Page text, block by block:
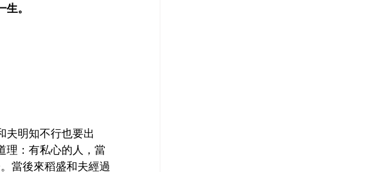
。
夫明知不行也要出
理：有私心的人，當
當後來稻盛和夫經過